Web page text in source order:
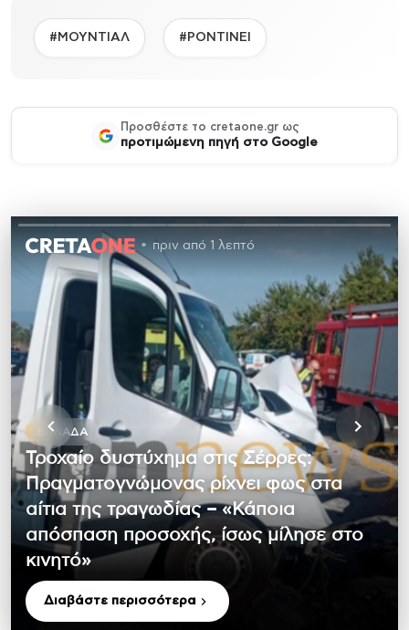
#ΜΟΥΝΤΙΑΛ #ΡΟΝΤΙΝΕΙ
Προσθέστε το cretaone.gr ως
προτιμώμενη πηγή στο Google
πριν από 1 λεπτό
ΕΛΛΆΔΑ
Τροχαίο δυστύχημα στις Σέρρες:
Πραγματογνώμονας ρίχνει φως στα
αίτια της τραγωδίας – «Κάποια
απόσπαση προσοχής, ίσως μίλησε στο
κινητό»
Διαβάστε περισσότερα